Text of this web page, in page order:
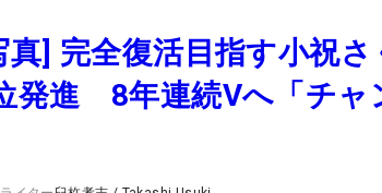
真] 完全復活目指す小祝
発進 8年連続Vへ「チャ